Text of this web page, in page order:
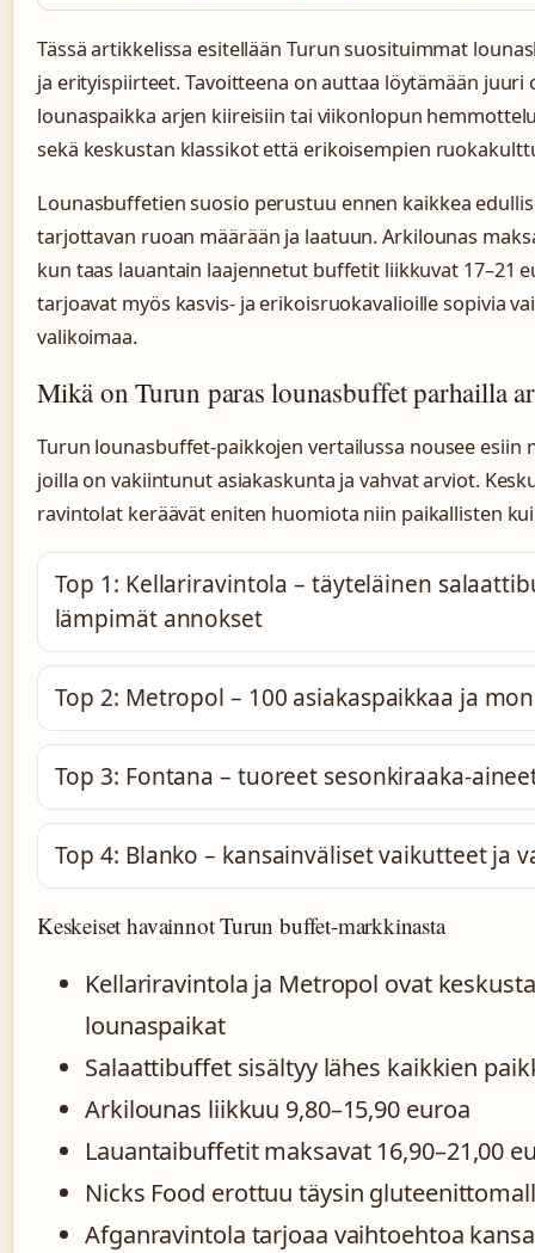
Tässä artikkelissa esitellään Turun suosituimmat
ja erityispiirteet. Tavoitteena on auttaa löytämään juuri
lounaspaikka arjen kiireisiin tai viikonlopun
sekä keskustan klassikot että erikoisempien
Lounasbuffetien suosio perustuu ennen kaikkea
tarjottavan ruoan määrään ja laatuun. Arkilounas
kun taas lauantain laajennetut buffetit liikkuvat 17–21
tarjoavat myös kasvis- ja erikoisruokavalioille sopivia
valikoimaa.
Mikä on Turun paras lounasbuffet parhailla
Turun lounasbuffet-paikkojen vertailussa nousee esiin
joilla on vakiintunut asiakaskunta ja vahvat arviot.
ravintolat keräävät eniten huomiota niin paikallisten
Top 1: Kellariravintola – täyteläinen
lämpimät annokset
Top 2: Metropol – 100 asiakaspaikkaa ja
Top 3: Fontana – tuoreet sesonkiraaka-
Top 4: Blanko – kansainväliset vaikutteet ja
Keskeiset havainnot Turun buffet-markkinasta
Kellariravintola ja Metropol ovat
lounaspaikat
Salaattibuffet sisältyy lähes kaikkien
Arkilounas liikkuu 9,80–15,90 euroa
Lauantaibuffetit maksavat 16,90–21,00
Nicks Food erottuu täysin
Afganravintola tarjoaa vaihtoehtoa